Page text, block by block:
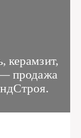
керамзит,
продажа